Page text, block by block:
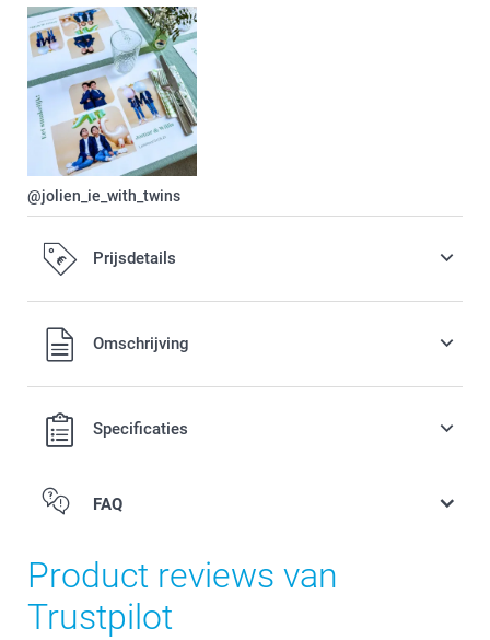
@jolien_ie_with_twins
Prijsdetails
Alle prijzen zijn in EURO (€) inclusief BTW en exclusief
verzendkosten.Omschrijving
Specificaties
FAQ
Product reviews van
Trustpilot